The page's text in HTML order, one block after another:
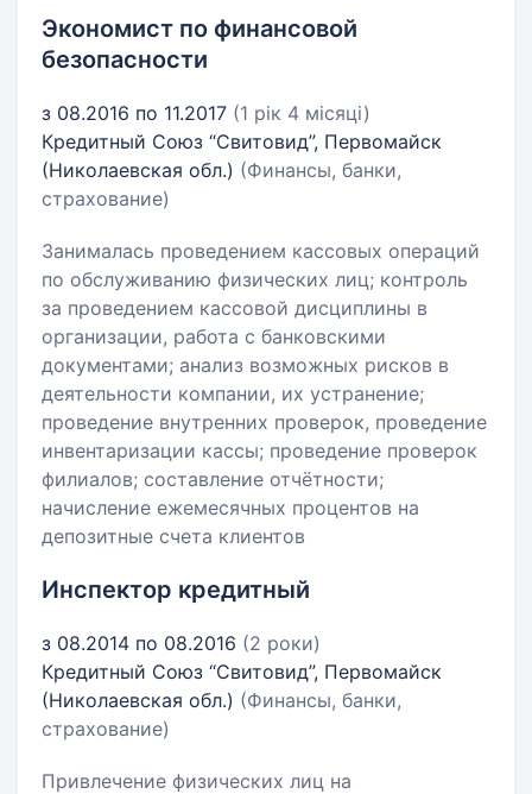
Экономист по финансовой
безопасности
з 08.2016 по 11.2017 (1 рік 4 місяці)
Кредитный Союз “Свитовид”, Первомайск
(Николаевская обл.) (Финансы, банки,
страхование)
Занималась проведением кассовых операций
по обслуживанию физических лиц; контроль
за проведением кассовой дисциплины в
организации, работа с банковскими
документами; анализ возможных рисков в
деятельности компании, их устранение;
проведение внутренних проверок, проведение
инвентаризации кассы; проведение проверок
филиалов; составление отчётности;
начисление ежемесячных процентов на
депозитные счета клиентов
Инспектор кредитный
з 08.2014 по 08.2016 (2 роки)
Кредитный Союз “Свитовид”, Первомайск
(Николаевская обл.) (Финансы, банки,
страхование)
Привлечение физических лиц на